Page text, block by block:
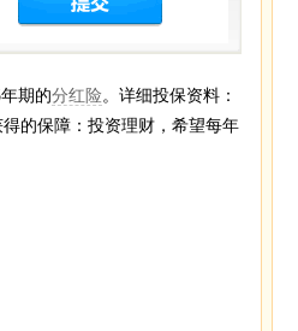
期的分红险。详细投保资料：
得的保障：投资理财，希望每年